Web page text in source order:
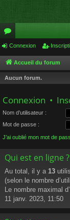
or
u
m
Connexion
Accueil du forum
Aucun forum.
Connexion •
Nom d’utilisateur :
Mot de passe :
J’ai oublié mon mot de
Qui est en ligne ?
Au total, il y a 13
(selon le nombre
Le nombre maximal
11 janv. 2023, 11:50